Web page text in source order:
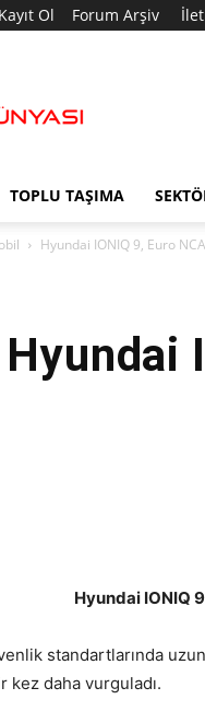
Ol Forum Arşiv
TOPLU TAŞIMA
Hyundai IONIQ 9, Euro
Hyundai
Hyundai IONIQ
standartlarında
kez daha vurguladı.